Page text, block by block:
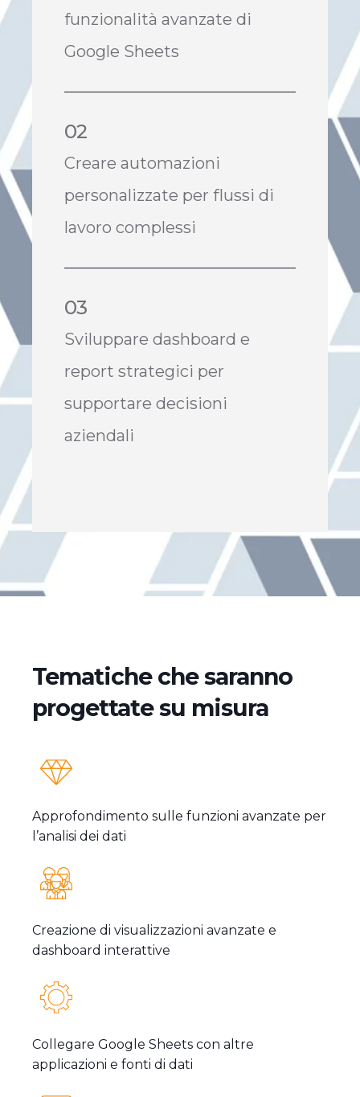
funzionalità avanzate di
Google Sheets
02
Creare automazioni
personalizzate per flussi di
lavoro complessi
03
Sviluppare dashboard e
report strategici per
supportare decisioni
aziendali
Tematiche che saranno
progettate su misura
Approfondimento sulle funzioni avanzate per
l’analisi dei dati
Creazione di visualizzazioni avanzate e
dashboard interattive
Collegare Google Sheets con altre
applicazioni e fonti di dati